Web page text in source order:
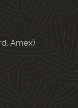
Amex)